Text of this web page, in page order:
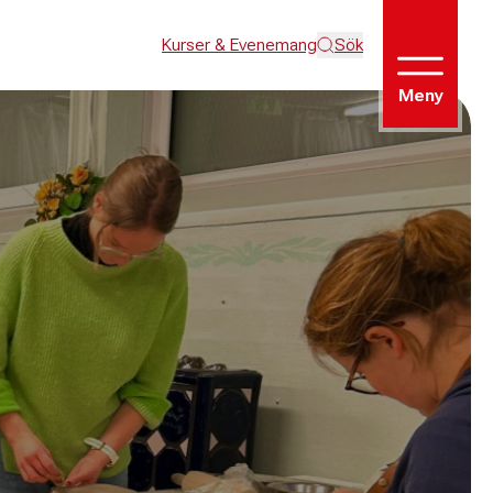
Kurser & Evenemang Sök
Meny